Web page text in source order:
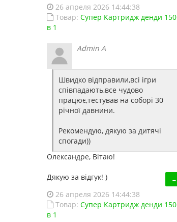
26 апреля 2026 14:44:38
Товар: Супер Картридж денди 150
в 1
Admin A
Швидко відправили,всі ігри
співпадають,все чудово
працює,тестував на соборі 30
річної давнини.
Рекомендую, дякую за дитячі
спогади))
Олександре, Вітаю!
Дякую за відгук! ) →
26 апреля 2026 14:44:38
Товар: Супер Картридж денди 150
в 1